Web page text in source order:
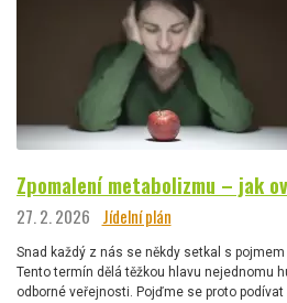
Zpomalení metabolizmu – jak
27. 2. 2026 Jídelní plán
Snad každý z nás se někdy setkal s
Tento termín dělá těžkou hlavu nejednomu
odborné veřejnosti. Pojďme se proto